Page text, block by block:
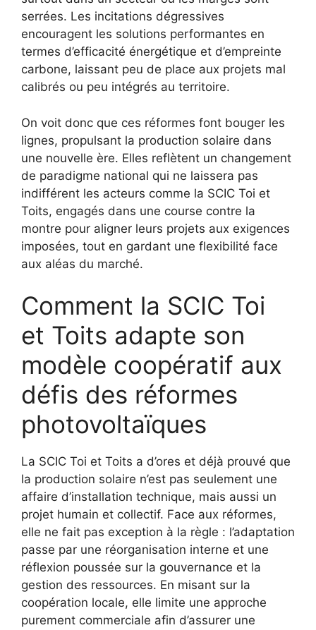
serrées. Les incitations dégressives
encouragent les solutions performantes en
termes d’efficacité énergétique et d’empreinte
carbone, laissant peu de place aux projets mal
calibrés ou peu intégrés au territoire.
On voit donc que ces réformes font bouger les
lignes, propulsant la production solaire dans
une nouvelle ère. Elles reflètent un changement
de paradigme national qui ne laissera pas
indifférent les acteurs comme la SCIC Toi et
Toits, engagés dans une course contre la
montre pour aligner leurs projets aux exigences
imposées, tout en gardant une flexibilité face
aux aléas du marché.
Comment la SCIC Toi
et Toits adapte son
modèle coopératif aux
défis des réformes
photovoltaïques
La SCIC Toi et Toits a d’ores et déjà prouvé que
la production solaire n’est pas seulement une
affaire d’installation technique, mais aussi un
projet humain et collectif. Face aux réformes,
elle ne fait pas exception à la règle : l’adaptation
passe par une réorganisation interne et une
réflexion poussée sur la gouvernance et la
gestion des ressources. En misant sur la
coopération locale, elle limite une approche
purement commerciale afin d’assurer une